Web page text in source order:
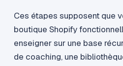
Ces étapes supposent que
boutique Shopify
enseigner sur une base
de coaching, une